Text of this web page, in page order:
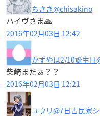
ちさき@chisakino
ハイヴさま🙏
2016年02月03日 12:42
かずやは2/10誕生日
柴崎まだぁ？？
2016年02月03日 12:21
ユウリ@7日古民家